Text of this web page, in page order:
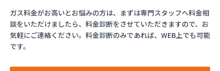
ガス料金がお高いとお悩みの方は、まずは専門スタッフへ料金相
談をいただけましたら、料金診断をさせていただきますので、お
気軽にご連絡ください。料金診断のみであれば、WEB上でも可能
です。